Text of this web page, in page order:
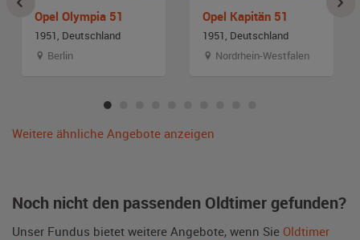
Opel Olympia 51
1951, Deutschland
Berlin
Opel Kapitän 51
1951, Deutschland
Nordrhein-Westfalen
Weitere ähnliche Angebote anzeigen
Noch nicht den passenden Oldtimer gefunden?
Unser Fundus bietet weitere Angebote, wenn Sie Oldtimer